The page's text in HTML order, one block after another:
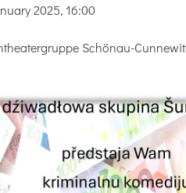
2025, 16:00
Schönau-